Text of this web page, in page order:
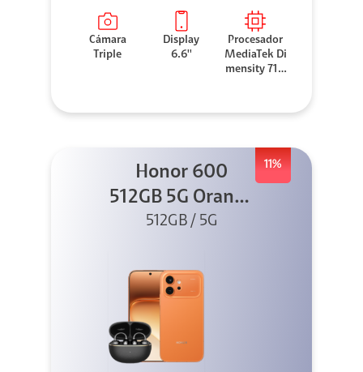
Cámara
Triple
Display
6.6''
Procesador
MediaTek Di
mensity 710
11%
Honor 600
512GB 5G Orange
+ Clip 2
512GB / 5G